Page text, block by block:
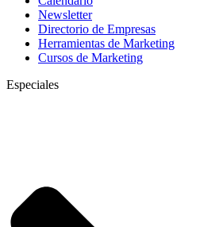
Newsletter
Directorio de Empresas
Herramientas de Marketing
Cursos de Marketing
Especiales